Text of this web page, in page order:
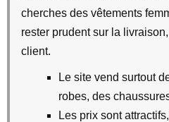
cherches des vêtements
rester prudent sur la
client.
Le site vend surtout
robes, des
Les prix sont